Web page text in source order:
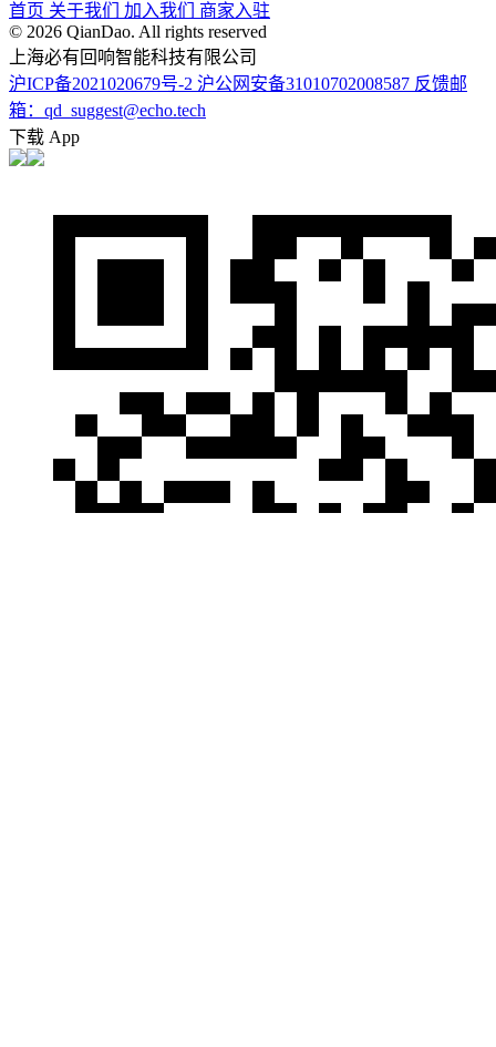
首页 关于我们 加入我们 商家入驻
©️ 2026 QianDao. All rights reserved
上海必有回响智能科技有限公司
沪ICP备2021020679号-2 沪公网安备31010702008587 反馈邮
箱：qd_suggest@echo.tech
下载 App